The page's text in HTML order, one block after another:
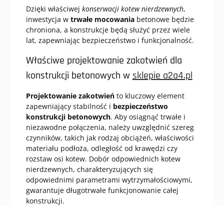
Dzięki właściwej konserwacji kotew nierdzewnych,
inwestycja w trwałe mocowaniabetonowe będzie
chroniona, a konstrukcje będą służyć przez wiele
lat, zapewniając bezpieczeństwo i funkcjonalność.
Właściwe projektowanie zakotwień dla
konstrukcji betonowych w sklepie a2a4.pl
Projektowanie zakotwieńto kluczowy element
zapewniający stabilność i bezpieczeństwo
konstrukcji betonowych. Aby osiągnąć trwałe i
niezawodne połączenia, należy uwzględnić szereg
czynników, takich jak rodzaj obciążeń, właściwości
materiału podłoża, odległość od krawędzi czy
rozstaw osi kotew. Dobór odpowiednich kotew
nierdzewnych, charakteryzujących się
odpowiednimi parametrami wytrzymałościowymi,
gwarantuje długotrwałe funkcjonowanie całej
konstrukcji.